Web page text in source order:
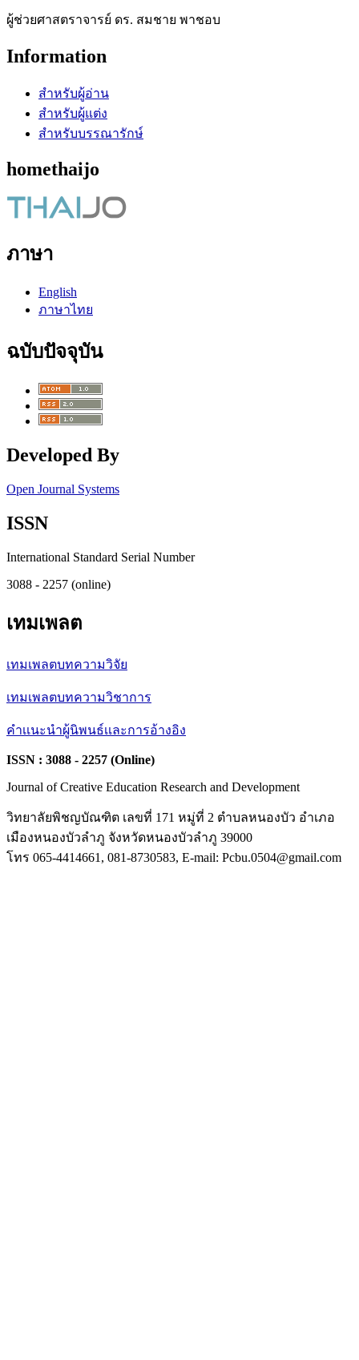
ผู้ช่วยศาสตราจารย์ ดร. สมชาย พาชอบ
Information
สำหรับผู้อ่าน
สำหรับผู้แต่ง
สำหรับบรรณารักษ์
homethaijo
ภาษา
English
ภาษาไทย
ฉบับปัจจุบัน
Developed By
Open Journal Systems
ISSN
International Standard Serial Number
3088 - 2257 (online)
เทมเพลต
เทมเพลตบทความวิจัย
เทมเพลตบทความวิชาการ
คำเเนะนำผู้นิพนธ์เเละการอ้างอิง
ISSN : 3088 - 2257 (Online)
Journal of Creative Education Research and Development
วิทยาลัยพิชญบัณฑิต เลขที่ 171 หมู่ที่ 2 ตำบลหนองบัว อำเภอ
เมืองหนองบัวลำภู จังหวัดหนองบัวลำภู 39000
โทร 065-4414661, 081-8730583, E-mail: Pcbu.0504@gmail.com